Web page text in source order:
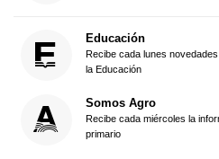
Educación
Recibe cada lunes
la Educación
Somos Agro
Recibe cada miércoles la
primario